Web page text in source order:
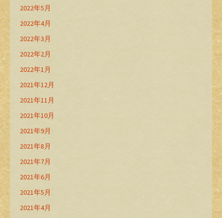
2022年5月
2022年4月
2022年3月
2022年2月
2022年1月
2021年12月
2021年11月
2021年10月
2021年9月
2021年8月
2021年7月
2021年6月
2021年5月
2021年4月